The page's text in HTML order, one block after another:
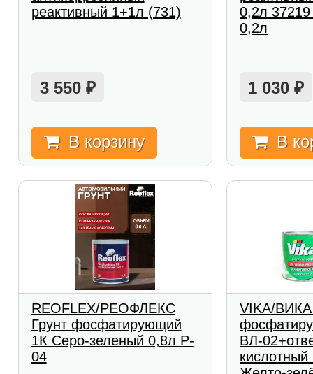
реактивный 1+1л (731)
3 550 ₽
В корзину
0,2л
0,2л
1 030₽
В
REOFLEX/РЕОФЛЕКС
Грунт фосфатирующий
1К Серо-зеленый 0,8л P-
04
VIKA/ВИКА
ВЛ-